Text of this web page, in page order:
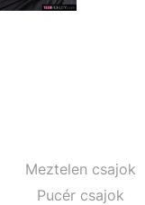
Meztelen csajok
Pucér csajok